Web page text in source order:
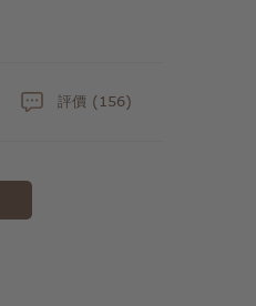
評價 (156)